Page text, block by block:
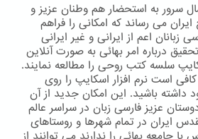
سرور به استحضار هم وطنان عزیز و
می رساند که امکانی را فراهم
اعم از ایرانی و غیر ایرانی
درباره امر بهائی به صورت آنلاین
سلسه کتب روحی را مطالعه نمایند.
است نرم افزار اسکایپ را روی
داشته باشید. این امکان جدید از آن
عزیز فارسی زبان در سراسر عالم
ایران در تمام شهرها و روستاهای